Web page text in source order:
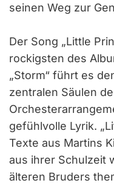
seinen Weg zur
Der Song „Little
rockigsten des
„Storm“ führt es
zentralen Säulen
gefühlvolle Lyrik.
Texte aus Martins
aus ihrer Schulzeit
älteren Bruders